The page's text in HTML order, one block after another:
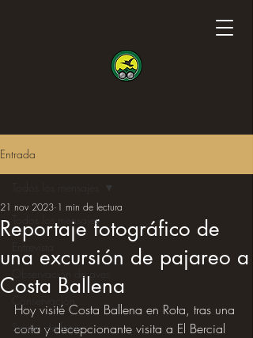
Entrada
Todos los mensajes
Entrevista
Observación de aves
Sesión de fotos
Reportaje fotográfico de
una excursión de pajareo a
Costa Ballena
21 nov 2023 1 min de lectura
Hoy visité Costa Ballena en Rota, tras una
corta y decepcionante visita a El Bercial